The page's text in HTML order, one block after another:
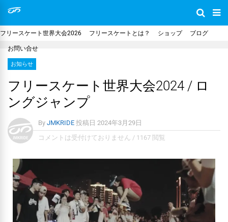
フリースケート世界大会2026 フリースケートとは？ ショップ ブログ
お問い合せ
お知らせ
フリースケート世界大会2024 / ロ
ングジャンプ
By JMKRIDE 投稿日 2024年3月29日
コメントは受付けておりません / 1167 閲覧